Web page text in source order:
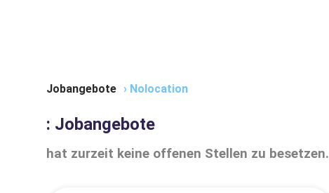
Jobangebote › Nolocation
: Jobangebote
hat zurzeit keine offenen Stellen zu besetzen.